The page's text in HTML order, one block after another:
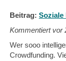
Beitrag: Soziale
Kommentiert vor
Wer sooo
Crowdfunding.